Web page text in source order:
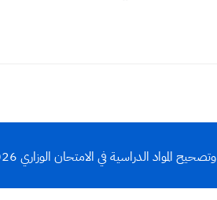
الدراسية في الامتحان الوزاري 2026 ثالث متوسط مع أشرطة تقدم تفاعلي